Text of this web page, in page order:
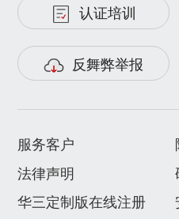
认证培训
反舞弊举报
服务客户
法律声明
华三定制版在线注册